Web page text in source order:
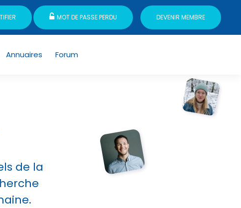
MOT DE PASSE PERDU DEVENIR MEMBRE
Annuaires Forum
de la